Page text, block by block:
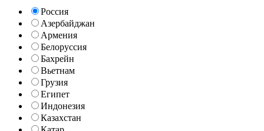
Россия
Азербайджан
Армения
Белоруссия
Бахрейн
Вьетнам
Грузия
Египет
Индонезия
Казахстан